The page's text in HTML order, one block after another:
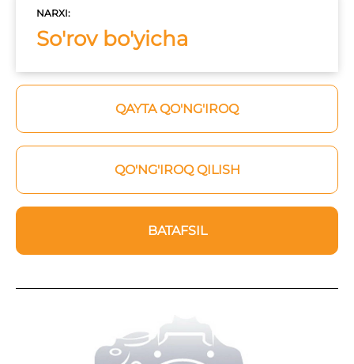
NARXI:
So'rov bo'yicha
QAYTA QO'NG'IROQ
QO'NG'IROQ QILISH
BATAFSIL